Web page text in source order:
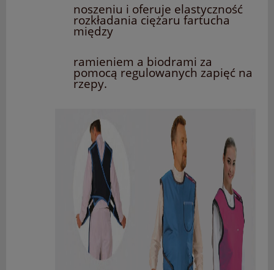
noszeniu i oferuje elastyczność
rozkładania ciężaru fartucha
między
ramieniem a biodrami za
pomocą regulowanych zapięć na
rzepy.